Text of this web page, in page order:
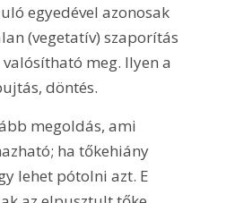
egyedével azonosak
(vegetatív) szaporítás
meg. Ilyen a
döntés.
megoldás, ami
ha tőkehiány
lehet pótolni azt. E